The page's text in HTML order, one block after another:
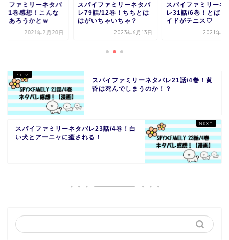
イファミリーネタバ
話/12巻！ちちとは
いちゃいちゃ？
2023年6月13日
スパイファミリーネタバ
レ31話/6巻！とばりとロ
イドがテニス♡
2021年5月14日
スパイファミリーネ
レ4話/1巻感想！こ
こともあろうかとｗ
2021年2
スパイファミリーネタバレ21話/4巻！黄
昏は死んでしまうのか！？
スパイファミリーネタバレ23話/4巻！白
い犬とアーニャに癒される！